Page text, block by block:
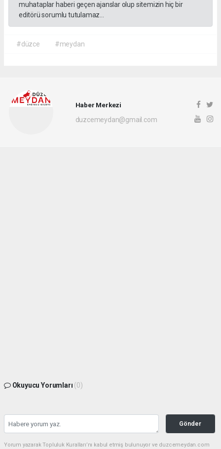
muhataplar haberi geçen ajanslar olup sitemizin hiç bir
editörü sorumlu tutulamaz...
#düzce #meydan
Haber Merkezi
duzcemeydan@gmail.com
Okuyucu Yorumları (0)
Gönder
Yorum yazarak Topluluk Kuralları’nı kabul etmiş bulunuyor ve duzcemeydan.com